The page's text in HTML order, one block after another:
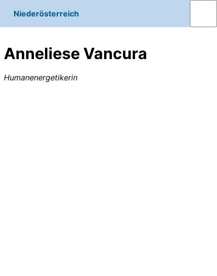
Niederösterreich
Anneliese Vancura
Humanenergetikerin